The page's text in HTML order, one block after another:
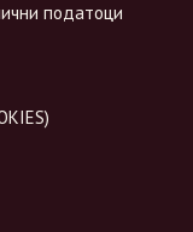
податоци